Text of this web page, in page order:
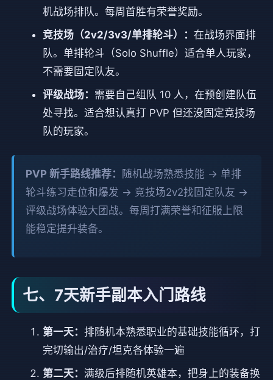
机战场排队。每周首胜有荣誉奖励。
竞技场（2v2/3v3/单排轮斗）： 在战场界面排
队。单排轮斗（Solo Shuffle）适合单人玩家，
不需要固定队友。
评级战场： 需要自己组队 10 人，在预创建队伍
处寻找。适合想认真打 PVP 但还没固定竞技场
队的玩家。
PVP 新手路线推荐： 随机战场熟悉技能 → 单排
轮斗练习走位和爆发 → 竞技场2v2找固定队友 →
评级战场体验大团战。每周打满荣誉和征服上限
能稳定提升装备。
七、7天新手副本入门路线
第一天： 排随机本熟悉职业的基础技能循环，打
完切输出/治疗/坦克各体验一遍
第二天： 满级后排随机英雄本，把身上的装备换